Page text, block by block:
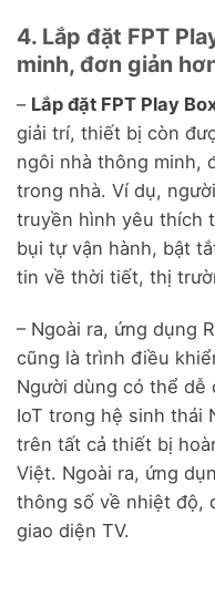
4. Lắp đặt FPT
minh, đơn giản
– Lắp đặt FPT Play
giải trí, thiết bị còn
ngôi nhà thông minh,
trong nhà. Ví dụ,
truyền hình yêu thích
bụi tự vận hành, bật
tin về thời tiết, thị
– Ngoài ra, ứng dụng
cũng là trình điều
Người dùng có thể dễ
IoT trong hệ sinh thái
trên tất cả thiết bị
Việt. Ngoài ra, ứng
thông số về nhiệt độ,
giao diện TV.